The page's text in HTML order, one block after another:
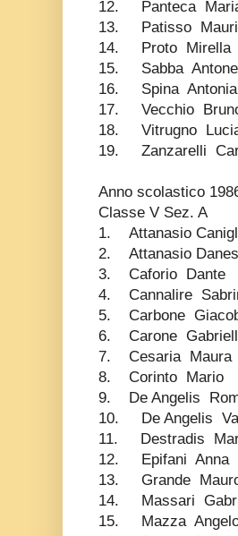
12. Panteca
13. Patisso
14. Proto Mirella
15. Sabba
16. Spina Antonia
17. Vecchio
18. Vitrugno
19. Zanzarelli
Anno scolastico
Classe V Sez. A
1. Attanasio
2. Attanasio
3. Caforio Dante
4. Cannalire
5. Carbone
6. Carone
7. Cesaria Maura
8. Corinto Mario
9. De Angelis
10. De Angelis
11. Destradis
12. Epifani Anna
13. Grande
14. Massari
15. Mazza